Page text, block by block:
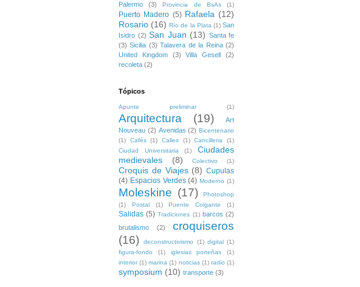
Palermo (3) Provincia de BsAs (1)
Puerto Madero (5) Rafaela (12)
Rosario (16) Río de la Plata (1) San
Isidro (2) San Juan (13) Santa fe
(3) Sicilia (3) Talavera de la Reina (2)
United Kingdom
(3) Villa Gesell
(2)
recoleta (2)
Tópicos
Apunte preliminar (1)
Arquitectura (19)
Art
Nouveau (2) Avenidas (2) Bicentenario
(1)
Cafés (1) Calles (1) Cancilleria
(1)
Ciudad Universitaria
(1)
Ciudades
medievales
(8) Colectivo (1)
Croquis de Viajes (8) Cupulas
(4) Espacios Verdes (4) Moderno (1)
Moleskine (17)
Photoshop
(1)
Postal (1) Puente Colgante (1)
Salidas (5) Tradiciones (1) barcos (2)
brutalismo
(2)
croquiseros
(16)
deconstructivismo (1) digital
(1)
figura-fondo
(1) iglesias porteñas
(1)
interior (1) marina (1) noticias (1) radio (1)
symposium (10) transporte (3)